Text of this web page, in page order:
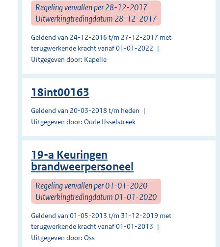
Regeling vervallen per 28-12-2017
Uitwerkingtredingdatum 28-12-2017
Geldend van 24-12-2016 t/m 27-12-2017 met
terugwerkende kracht vanaf 01-01-2022
Uitgegeven door: Kapelle
18int00163
Geldend van 20-03-2018 t/m heden
Uitgegeven door: Oude IJsselstreek
19-a Keuringen
brandweerpersoneel
Regeling vervallen per 01-01-2020
Uitwerkingtredingdatum 01-01-2020
Geldend van 01-05-2013 t/m 31-12-2019 met
terugwerkende kracht vanaf 01-01-2013
Uitgegeven door: Oss